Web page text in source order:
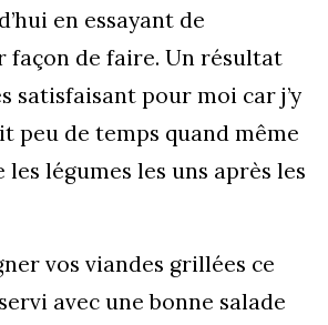
en essayant de
de faire. Un résultat
satisfaisant pour moi car j’y
peu de temps quand même
légumes les uns après les
vos viandes grillées ce
avec une bonne salade